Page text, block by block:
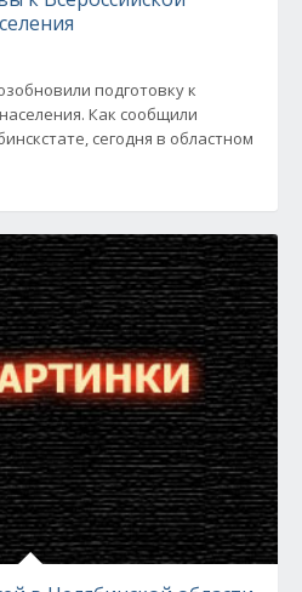
подготовку к
Как сообщили
сегодня в областном